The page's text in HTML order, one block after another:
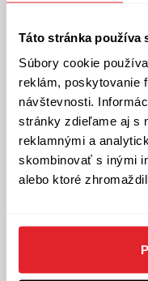
Táto stránka používa
Súbory cookie
reklám, poskytovanie
návštevnosti.
stránky zdieľame aj s
reklamnými a
skombinovať s inými
alebo ktoré
materiálov,
spisov, ale aj
sprevádza mysľou
elegána skrýval
vás prenesie do
socialistického
zločinca, ktorý
k vašim službám.
médiám, ale aj
Premiér v
(2024) a